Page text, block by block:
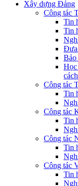
Xây dựng Đảng
Công tác
Tin
Tin
Đưa
Bảo
Học
Công tác
Tin
Công tác
Tin
Công tác
Tin
Công tác
Tin